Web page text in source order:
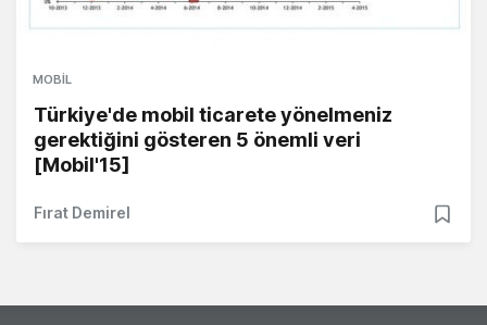
MOBIL
Türkiye'de mobil ticarete yönelmeniz
gerektiğini gösteren 5 önemli veri
[Mobil'15]
Fırat Demirel